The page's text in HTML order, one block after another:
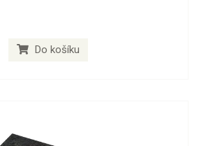
Do košíku